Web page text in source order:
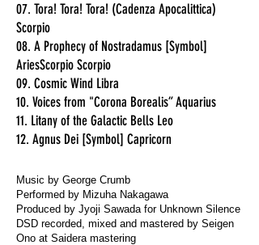
07. Tora! Tora! Tora! (Cadenza Apocalittica)
Scorpio
08. A Prophecy of Nostradamus [Symbol]
AriesScorpio Scorpio
09. Cosmic Wind Libra
10. Voices from "Corona Borealis” Aquarius
11. Litany of the Galactic Bells Leo
12. Agnus Dei [Symbol] Capricorn
Music by George Crumb
Performed by Mizuha Nakagawa
Produced by Jyoji Sawada for Unknown Silence
DSD recorded, mixed and mastered by Seigen
Ono at Saidera mastering